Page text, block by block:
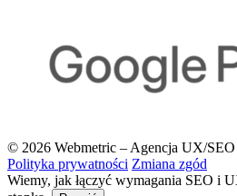
© 2026 Webmetric – Agencja UX/SEO
Polityka prywatności Zmiana zgód
Wiemy, jak łączyć wymagania SEO i